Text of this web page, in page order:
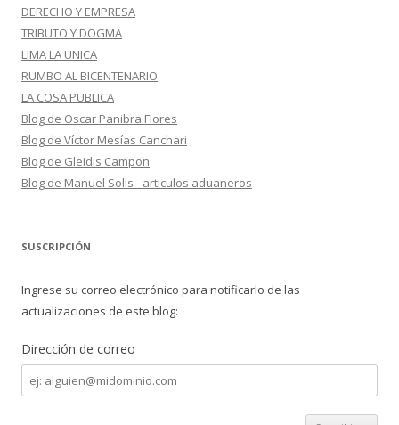
DERECHO Y EMPRESA
TRIBUTO Y DOGMA
LIMA LA UNICA
RUMBO AL BICENTENARIO
LA COSA PUBLICA
Blog de Oscar Panibra Flores
Blog de Víctor Mesías Canchari
Blog de Gleidis Campon
Blog de Manuel Solis - articulos aduaneros
SUSCRIPCIÓN
Ingrese su correo electrónico para notificarlo de las
actualizaciones de este blog:
Dirección de correo
Dirección
de
correo